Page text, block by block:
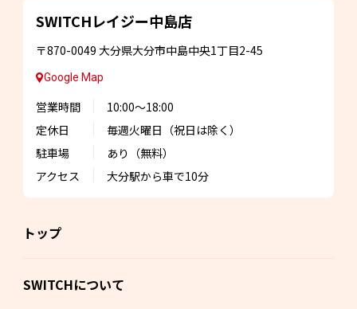
SWITCHレイジー中島店
〒870-0049 大分県大分市中島中央1丁目2-45
Google Map
営業時間
10:00～18:00
定休日
毎週火曜日 （祝日は除く）
駐車場
あり（無料）
アクセス
大分駅から車で10分
トップ
SWITCHについて